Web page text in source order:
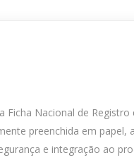
Nacional de Registro
preenchida em papel,
e integração ao